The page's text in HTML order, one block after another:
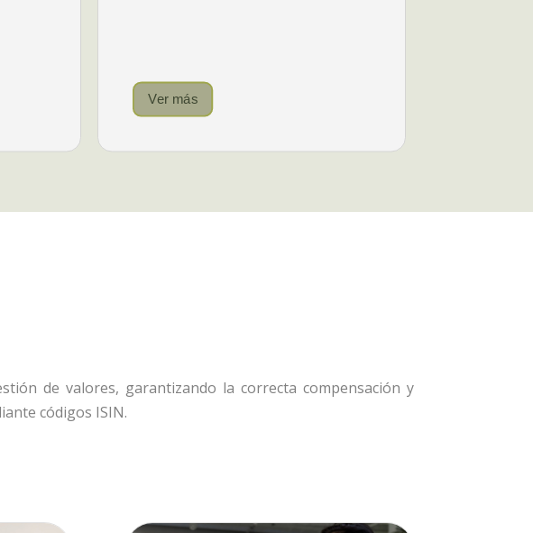
Ver más
de valores, garantizando la correcta compensación y
códigos ISIN.